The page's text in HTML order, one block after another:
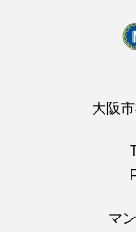
大阪
マ